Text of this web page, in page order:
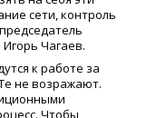
сети, контроль
Чагаев.
к работе за
не возражают.
Чтобы